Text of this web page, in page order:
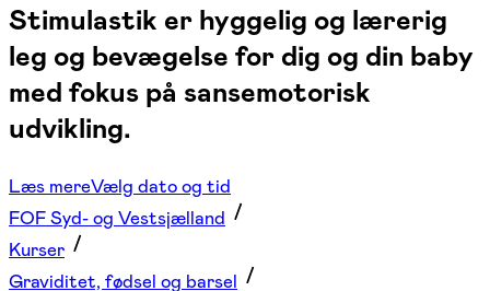
Stimulastik er hyggelig og lærerig
leg og bevægelse for dig og din baby
med fokus på sansemotorisk
udvikling.
Læs mereVælg dato og tid
FOF Syd- og Vestsjælland
Kurser
Graviditet, fødsel og barsel